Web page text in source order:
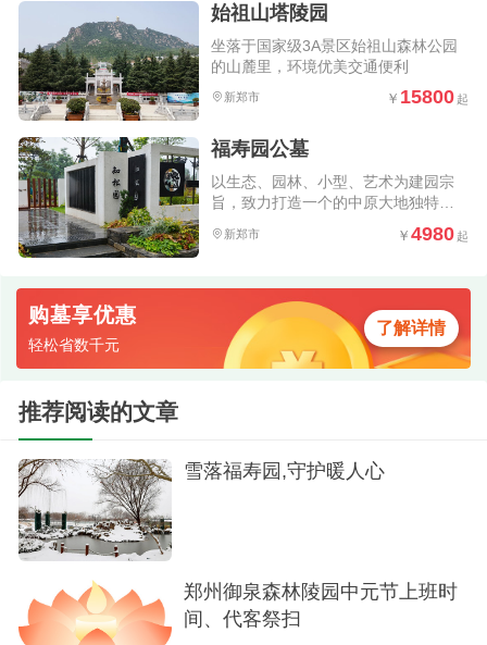
始祖山塔陵园
坐落于国家级3A景区始祖山森林公园
的山麓里，环境优美交通便利
新郑市 15800
福寿园公墓
以生态、园林、小型、艺术为建园宗
旨，致力打造一个的中原大地独特的
新郑市 4980
购墓享优惠
轻松省数千元
了解详情
推荐阅读的文章
雪落福寿园,守护暖人心
郑州御泉森林陵园中元节上班时
间、代客祭扫